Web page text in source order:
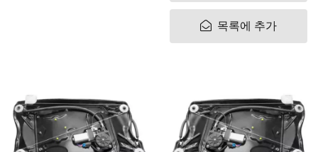
목록에 추가